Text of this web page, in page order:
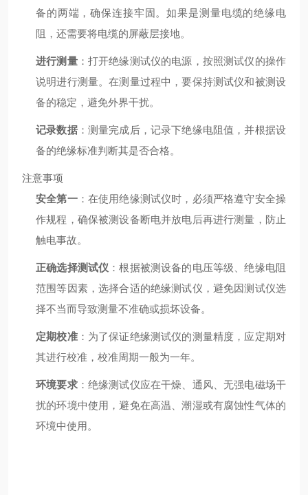
备的两端，确保连接牢固。如果是测量电缆的绝缘电
阻，还需要将电缆的屏蔽层接地。
进行测量：打开绝缘测试仪的电源，按照测试仪的操作
说明进行测量。在测量过程中，要保持测试仪和被测设
备的稳定，避免外界干扰。
记录数据：测量完成后，记录下绝缘电阻值，并根据设
备的绝缘标准判断其是否合格。
注意事项
安全第一：在使用绝缘测试仪时，必须严格遵守安全操
作规程，确保被测设备断电并放电后再进行测量，防止
触电事故。
正确选择测试仪 ：根据被测设备的电压等级、绝缘电阻
范围等因素，选择合适的绝缘测试仪，避免因测试仪选
择不当而导致测量不准确或损坏设备。
定期校准：为了保证绝缘测试仪的测量精度，应定期对
其进行校准，校准周期一般为一年。
环境要求：绝缘测试仪应在干燥、通风、无强电磁场干
扰的环境中使用，避免在高温、潮湿或有腐蚀性气体的
环境中使用。